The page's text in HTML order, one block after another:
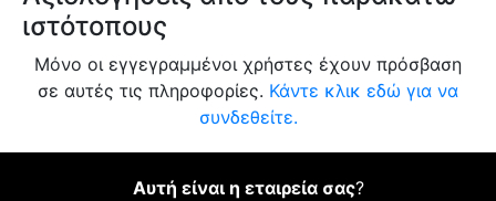
ιστότοπους
Μόνο οι εγγεγραμμένοι χρήστες έχουν πρόσβαση
σε αυτές τις πληροφορίες. Κάντε κλικ εδώ για να
συνδεθείτε.
Αυτή είναι η εταιρεία σας?